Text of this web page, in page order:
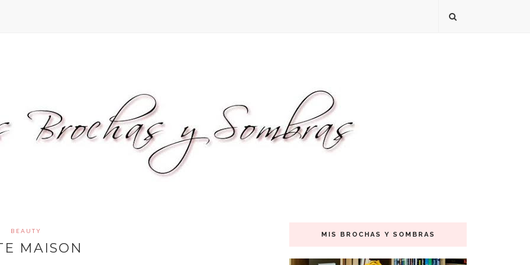
BEAUTY
MAISON
MIS BROCHAS Y SOMBRAS